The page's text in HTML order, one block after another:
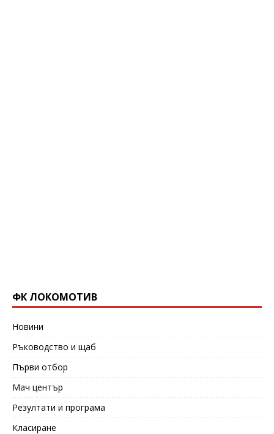
ФК ЛОКОМОТИВ
Новини
Ръководство и щаб
Първи отбор
Мач център
Резултати и програма
Класиране